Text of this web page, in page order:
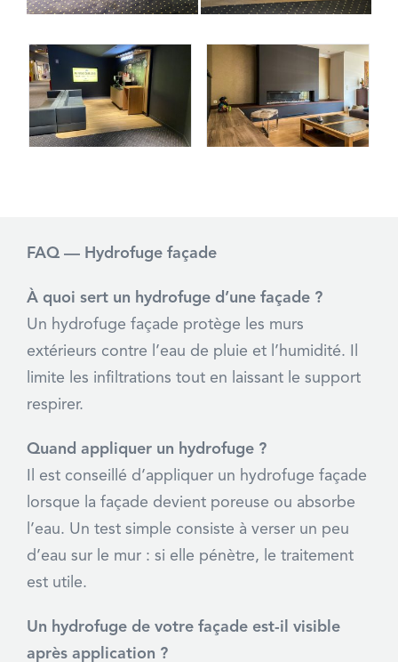
FAQ — Hydrofuge façade
À quoi sert un hydrofuge d’une façade ?
Un hydrofuge façade protège les murs
extérieurs contre l’eau de pluie et l’humidité. Il
limite les infiltrations tout en laissant le support
respirer.
Quand appliquer un hydrofuge ?
Il est conseillé d’appliquer un hydrofuge façade
lorsque la façade devient poreuse ou absorbe
l’eau. Un test simple consiste à verser un peu
d’eau sur le mur : si elle pénètre, le traitement
est utile.
Un hydrofuge de votre façade est-il visible
après application ?